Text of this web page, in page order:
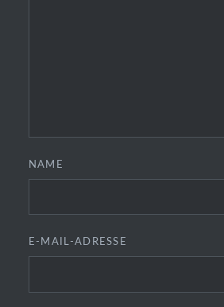
NAME
E-MAIL-ADRESSE